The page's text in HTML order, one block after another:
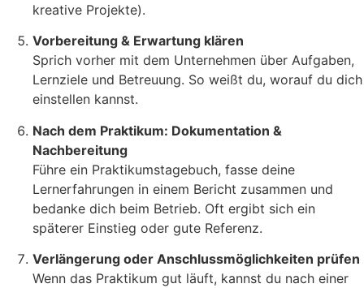
kreative Projekte).
Vorbereitung & Erwartung klären
Sprich vorher mit dem Unternehmen über Aufgaben,
Lernziele und Betreuung. So weißt du, worauf du dich
einstellen kannst.
Nach dem Praktikum: Dokumentation &
Nachbereitung
Führe ein Praktikumstagebuch, fasse deine
Lernerfahrungen in einem Bericht zusammen und
bedanke dich beim Betrieb. Oft ergibt sich ein
späterer Einstieg oder gute Referenz.
Verlängerung oder Anschlussmöglichkeiten prüfen
Wenn das Praktikum gut läuft, kannst du nach einer